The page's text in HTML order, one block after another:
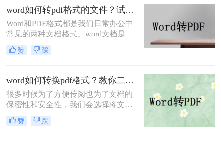
式，非常稳定，所以可以将所制作的
文件转换为pdf格式后再传送，不会影
响整个文件内容的排版，也不会出现
这样的情况。那么如何把word转pdf格
式呢？下面就来讲讲word转pdf文件的
方法。
word如何转pdf格式的文件？试试这2个转换方法！
Word和PDF格式都是我们日常办公中
常见的两种文档格式。word文档是最
简单编辑的方式，PDF是常用文档中
最便捷的阅读方式，PDF格式更有利
打印效果，因此它们之间的格式转换
也是必不可少。
赞 踩
word如何转换pdf格式？教你二种免费简单实用的转换方法！
很多时候为了方便传阅也为了文档的
保密性和安全性，我们会选择将文档
转换成PDF的格式，PDF的优点大家
也是知道的，兼容性好稳定性好，那
赞 踩